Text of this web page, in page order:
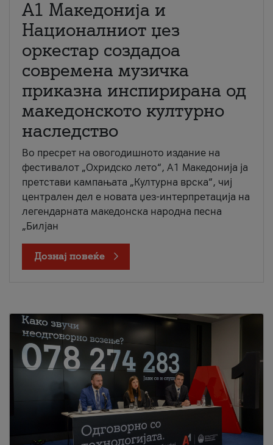
А1 Македонија и
Националниот џез
оркестар создадоа
современа музичка
приказна инспирирана од
македонското културно
наследство
Во пресрет на овогодишното издание на
фестивалот „Охридско лето“, А1 Македонија ја
претстави кампањата „Културна врска“, чиј
централен дел е новата џез-интерпретација на
легендарната македонска народна песна
„Билјан
Дознај повеќе